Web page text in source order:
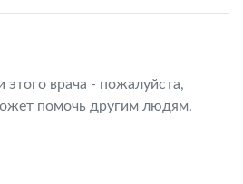
врача - пожалуйста,
помочь другим людям.